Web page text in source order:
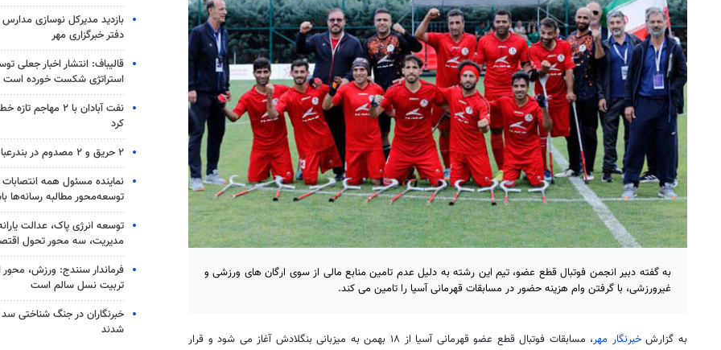
به گفته دبیر انجمن فوتبال قطع عضو، تیم این رشته به دلیل عدم تامین منابع مالی از سوی ارگان های ورزشی و
غیرورزشی، با گرفتن وام هزینه حضور در مسابقات قهرمانی آسیا را تامین می کند.
به گزارشخبرنگار مهر
، مسابقات فوتبال قطع عضو قهرمانی آسیا از ۱۸ بهمن به میزبانی بنگلادش آغاز می شود و قرار
بازدید مدیرکل نوسازی مدارس
دفتر خبرگزاری مهر
قالیباف: انتشار اخبار جعلی
استراتژی شکست خورده است
نفت آبادان با ۲
کرد
۲ حریق و ۲ مصدوم در بندرعباس
نماینده مسئول همه
توسعه‌محور مطالبه رسانه‌ها
توسعه انرژی پاک، عدالت
مدیریت، سه محور تحول
فرماندار سنندج: ورزش،
تربیت نسل سالم است
خبرنگاران در جنگ شناختی
شدند